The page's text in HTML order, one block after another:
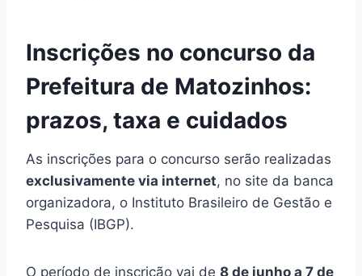
Inscrições no concurso da
Prefeitura de Matozinhos:
prazos, taxa e cuidados
As inscrições para o concurso serão realizadas
exclusivamente via internet, no site da banca
organizadora, o Instituto Brasileiro de Gestão e
Pesquisa (IBGP).
O período de inscrição vai de 8 de junho a 7 de